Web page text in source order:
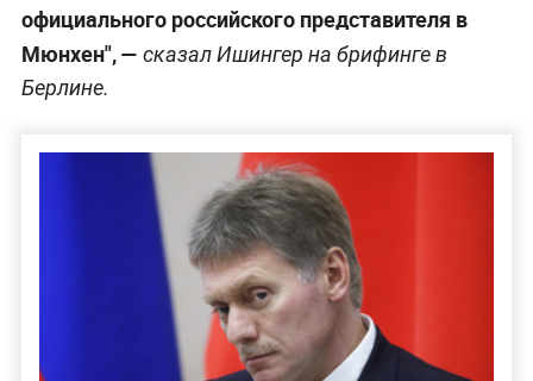
официального российского представителя в
Мюнхен", — сказал Ишингер на брифинге в
Берлине.